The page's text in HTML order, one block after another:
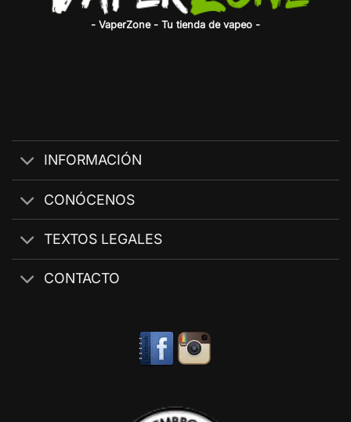
- VaperZone - Tu tienda de vapeo -
INFORMACIÓN
CONÓCENOS
TEXTOS LEGALES
CONTACTO